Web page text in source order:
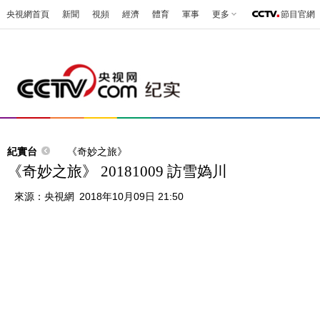
央視網首頁 新聞 視頻 經濟 體育 軍事 更多 節目官網
紀實台 《奇妙之旅》
《奇妙之旅》 20181009 訪雪媯川
來源： 央視網 2018年10月09日 21:50